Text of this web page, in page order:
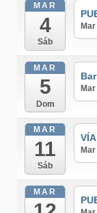
MAR
4
Sáb
MAR
5
Dom
Mar
MAR
11
Sáb
MAR